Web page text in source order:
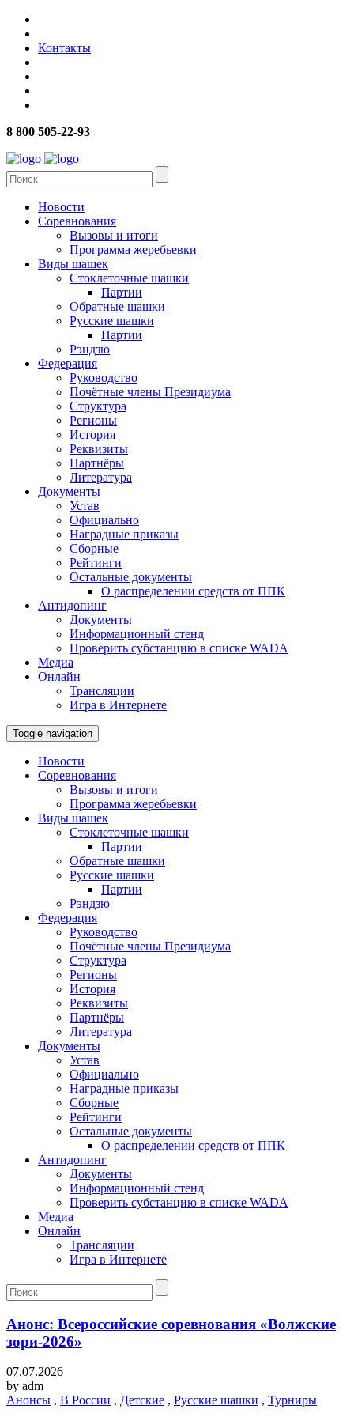
Контакты
8 800 505-22-93
Новости
Соревнования
Вызовы и итоги
Программа жеребьевки
Виды шашек
Стоклеточные шашки
Партии
Обратные шашки
Русские шашки
Партии
Рэндзю
Федерация
Руководство
Почётные члены Президиума
Структура
Регионы
История
Реквизиты
Партнёры
Литература
Документы
Устав
Официально
Наградные приказы
Сборные
Рейтинги
Остальные документы
О распределении средств от ППК
Антидопинг
Документы
Информационный стенд
Проверить субстанцию в списке WADA
Медиа
Онлайн
Трансляции
Игра в Интернете
Toggle navigation
Новости
Соревнования
Вызовы и итоги
Программа жеребьевки
Виды шашек
Стоклеточные шашки
Партии
Обратные шашки
Русские шашки
Партии
Рэндзю
Федерация
Руководство
Почётные члены Президиума
Структура
Регионы
История
Реквизиты
Партнёры
Литература
Документы
Устав
Официально
Наградные приказы
Сборные
Рейтинги
Остальные документы
О распределении средств от ППК
Антидопинг
Документы
Информационный стенд
Проверить субстанцию в списке WADA
Медиа
Онлайн
Трансляции
Игра в Интернете
Анонс: Всероссийские соревнования «Волжские
зори-2026»
07.07.2026
by adm
Анонсы , В России , Детские , Русские шашки , Турниры